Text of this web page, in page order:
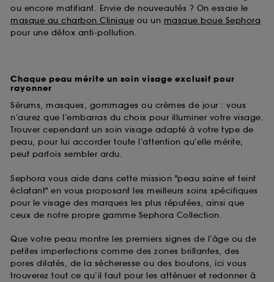
ou encore matifiant. Envie de nouveautés ? On essaie le
masque au charbon Clinique ou un masque boue Sephora
pour une détox anti-pollution.
Chaque peau mérite un soin visage exclusif pour
rayonner
Sérums, masques, gommages ou crèmes de jour : vous
n’aurez que l’embarras du choix pour illuminer votre visage.
Trouver cependant un soin visage adapté à votre type de
peau, pour lui accorder toute l’attention qu’elle mérite,
peut parfois sembler ardu.
Sephora vous aide dans cette mission "peau saine et teint
éclatant" en vous proposant les meilleurs soins spécifiques
pour le visage des marques les plus réputées, ainsi que
ceux de notre propre gamme Sephora Collection.
Que votre peau montre les premiers signes de l’âge ou de
petites imperfections comme des zones brillantes, des
pores dilatés, de la sécheresse ou des boutons, ici vous
trouverez tout ce qu’il faut pour les atténuer et redonner à